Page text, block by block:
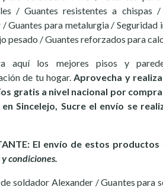
/ Guantes resistentes a chispas
Guantes para metalurgia / Seguridad
pesado / Guantes reforzados para
aquí los mejores pisos y
de tu hogar.Aprovecha y
gratis a nivel nacional por
Sincelejo, Sucre el envío se
El envío de estos productos
condiciones.
soldador Alexander / Guantes para